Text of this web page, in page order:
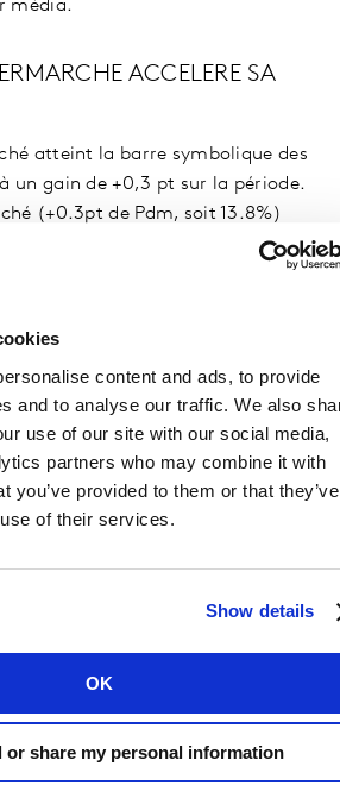
content and ads, to provide
and to analyse our traffic. We also
use of our site with our social media,
partners who may combine it with
you’ve provided to them or that they’ve
of their services.
Show details
OK
or share my personal information
média.
ACCELERE SA
atteint la barre symbolique des
un gain de +0,3 pt sur la période.
(+0.3pt de Pdm, soit 13.8%)
de fidélité à la hausse.
(Pdm = 21.4%) affiche lui
plus important sur la période
et fidélisent ses clients sur
L’enseigne a elle aussi été
d’acheteurs sur la période avec
supplémentaires dans son parc